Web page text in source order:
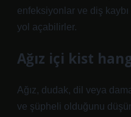
enfeksiyonlar ve diş
yol açabilirler.
Ağız içi kist
Ağız, dudak, dil veya
ve şüpheli olduğunu